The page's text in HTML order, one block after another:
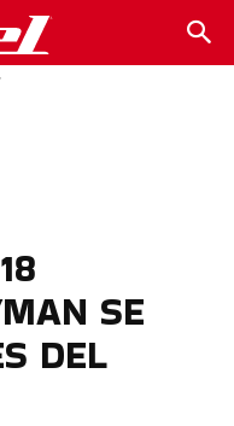
SE
DEL